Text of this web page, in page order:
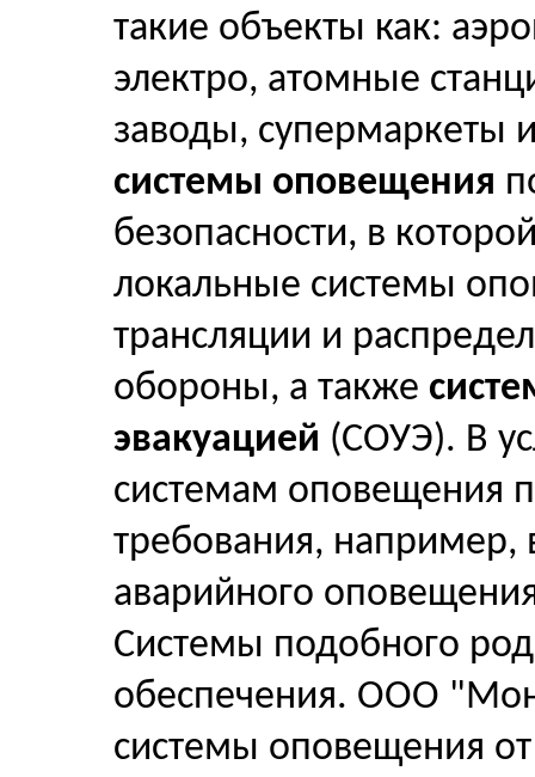
такие объекты как:
электро, атомные
заводы, супермаркеты
системы оповещения
безопасности, в
локальные системы
трансляции и
обороны, а также
эвакуацией (СОУЭ). В
системам оповещения
требования,
аварийного
Системы подобного
обеспечения. ООО
системы оповещения